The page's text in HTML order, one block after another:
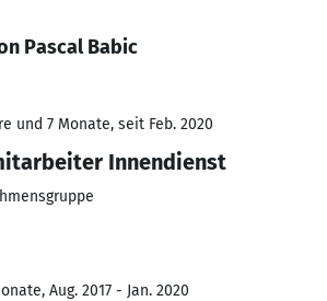
Pascal Babic
und 7 Monate, seit Feb. 2020
Innendienst
Aug. 2017 - Jan. 2020